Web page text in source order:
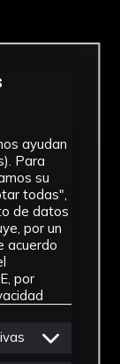
ayudan
Para
su
todas",
de datos
por un
acuerdo
por